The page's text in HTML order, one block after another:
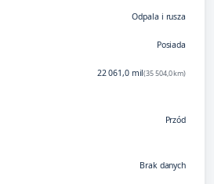
Odpala i rusza
Posiada
22 061,0 mil(35 504,0 km)
Przód
Brak danych